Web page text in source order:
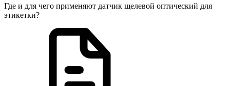
Где и для чего применяют датчик щелевой оптический для
этикетки?